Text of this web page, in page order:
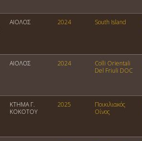
ΑΙΟΛΟΣ 2024 South Island
ΑΙΟΛΟΣ 2024
Colli Orientali
Del Friuli DOC
ΚΤΗΜΑ Γ.
ΚΟΚΟΤΟΥ
2025
Ποικιλιακός
Οίνος